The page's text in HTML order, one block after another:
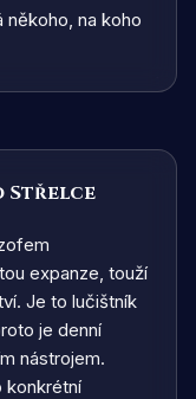
někoho, na koho
Střelce
expanze, touží
Je to lučištník
je denní
nástrojem.
konkrétní